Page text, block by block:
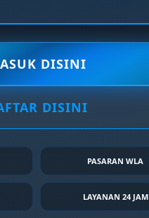
DISINI
DISINI
PASARAN WLA
LAYANAN 24 JAM